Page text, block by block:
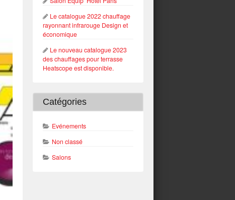
Le catalogue 2022 chauffage
rayonnant infrarouge Design et
économique
Le nouveau catalogue 2023
des chauffages pour terrasse
Heatscope est disponible.
Catégories
Evénements
Non classé
Salons